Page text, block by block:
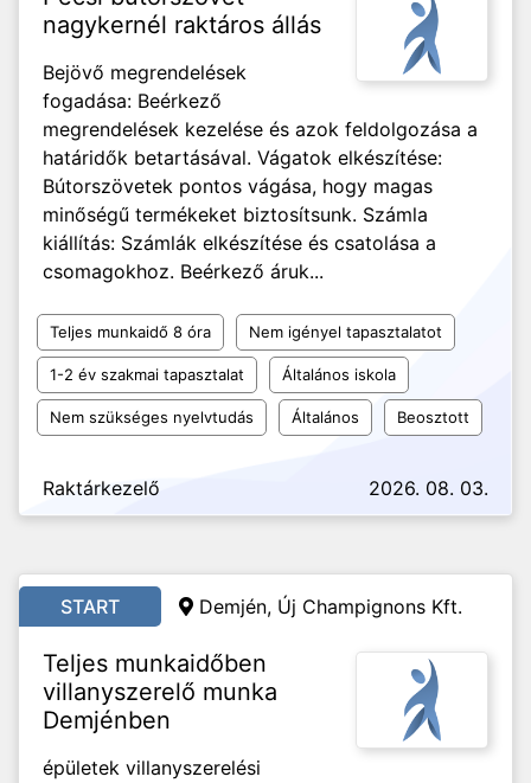
nagykernél raktáros állás
Bejövő megrendelések
fogadása: Beérkező
megrendelések kezelése és azok feldolgozása a
határidők betartásával. Vágatok elkészítése:
Bútorszövetek pontos vágása, hogy magas
minőségű termékeket biztosítsunk. Számla
kiállítás: Számlák elkészítése és csatolása a
csomagokhoz. Beérkező áruk...
Teljes munkaidő 8 óra Nem igényel tapasztalatot
1-2 év szakmai tapasztalat Általános iskola
Nem szükséges nyelvtudás Általános Beosztott
Raktárkezelő 2026. 08. 03.
START Demjén, Új Champignons Kft.
Teljes munkaidőben
villanyszerelő munka
Demjénben
épületek villanyszerelési